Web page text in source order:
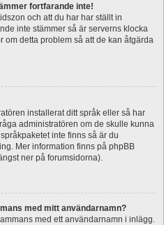
fortfarande inte!
och att du har har ställt in
inte stämmer så är serverns klocka
om detta problem så att de kan åtgärda
installerat ditt språk eller så har
administratören om de skulle kunna
inte finns så är du
Mer information finns på phpBB
ner på forumsidorna).
med mitt användarnamn?
med ett användarnamn i inlägg.